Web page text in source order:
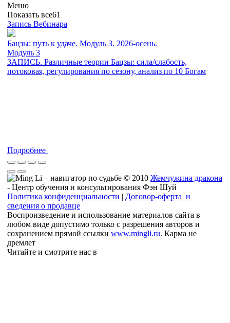
Меню
Показать все61
Запись Вебинара
Бацзы: путь к удаче. Модуль 3. 2026-осень.
Модуль 3
ЗАПИСЬ. Различные теории Бацзы: сила/слабость,
потоковая, регулирования по сезону, анализ по 10 Богам
Подробнее
© 2010 Жемчужина дракона
- Центр обучения и консультирования Фэн Шуй
Политика конфиденциальности | Договор-оферта и
сведения о продавце
Воспроизведение и использование материалов сайта в
любом виде допустимо только с разрешения авторов и
сохранением прямой ссылки www.mingli.ru. Карма не
дремлет
Читайте и смотрите нас в